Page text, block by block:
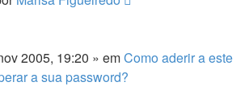
2005, 19:20 » emComo aderir a este
a sua password?